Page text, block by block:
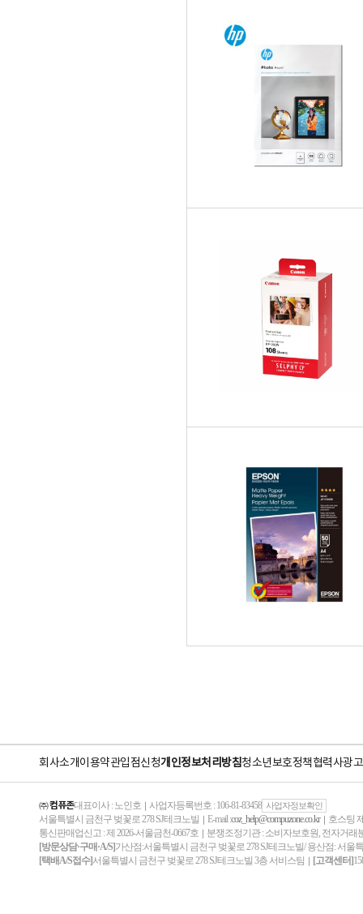
회사소개이용약관입점신청개인정보처리방침청소년보호정책협력사광
㈜ 컴퓨존대표이사 : 노인호 ｜ 사업자등록번호 : 106-81-83458 사업자정보확인
서울특별시 금천구 벚꽃로 278 SJ테크노빌 ｜ E-mail :coz_help@compuzone.co.kr｜ 호스팅
통신판매업신고 : 제 2026-서울금천-0667호 ｜ 분쟁조정기관 : 소비자보호원, 전자거래
[방문상담·구매·A/S]가산점:서울특별시 금천구 벚꽃로 278 SJ테크노빌/ 용산점: 서울
[택배A/S접수]서울특별시 금천구 벚꽃로 278 SJ테크노빌 3층 서비스팀 ｜ [고객센터]